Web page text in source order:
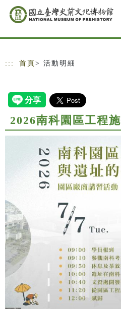
跳到主要內容
網站導覽
::: 首頁 > 活動明細
2026南科園區工程